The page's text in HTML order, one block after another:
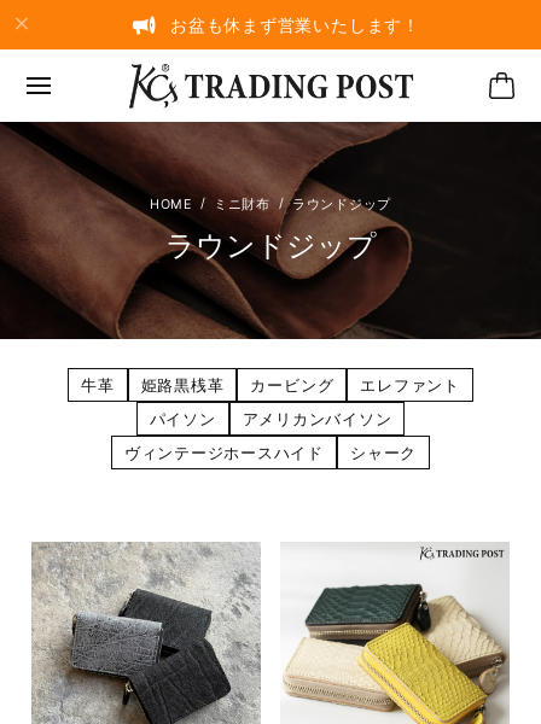
お盆も休まず営業いたします！
ミニ財布 ラウンドジップ
ラウンドジップ
牛革 姫路黒桟革 カービング
エレファント
パイソン
アメリカンバイソン
ヴィンテージホースハイド
シャーク